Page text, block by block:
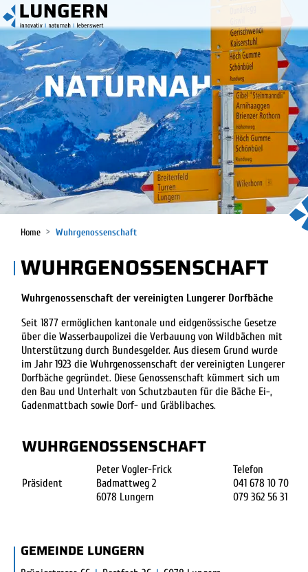
KOPFZEILE
Home Wuhrgenossenschaft(ausgewählt)
WUHRGENOSSENSCHAFT
Wuhrgenossenschaft der vereinigten Lungerer Dorfbäche
Seit 1877 ermöglichen kantonale und eidgenössische Gesetze
über die Wasserbaupolizei die Verbauung von Wildbächen mit
Unterstützung durch Bundesgelder. Aus diesem Grund wurde
im Jahr 1923 die Wuhrgenossenschaft der vereinigten Lungerer
Dorfbäche gegründet. Diese Genossenschaft kümmert sich um
den Bau und Unterhalt von Schutzbauten für die Bäche Ei-,
Gadenmattbach sowie Dorf- und Gräblibaches.
WUHRGENOSSENSCHAFT
Präsident
Peter Vogler-Frick
Badmattweg 2
6078 Lungern
Telefon
041 678 10 70
079 362 56 31
GEMEINDE LUNGERN